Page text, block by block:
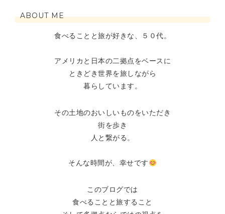
ABOUT ME
食べることと旅が好きな、５０代。
アメリカと日本の二拠点をベースに
ときどき世界を旅しながら
暮らしています。
その土地のおいしいものをいただき
街を歩き
人と繋がる。
そんな時間が、幸せです
このブログでは
食べることと旅すること